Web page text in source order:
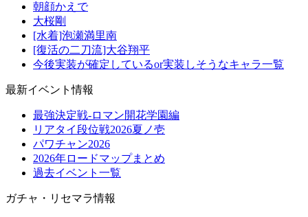
朝顔かえで
大桜剛
[水着]泡瀬満里南
[復活の二刀流]大谷翔平
今後実装が確定しているor実装しそうなキャラ一覧
最新イベント情報
最強決定戦-ロマン開花学園編
リアタイ段位戦2026夏ノ壱
パワチャン2026
2026年ロードマップまとめ
過去イベント一覧
ガチャ・リセマラ情報